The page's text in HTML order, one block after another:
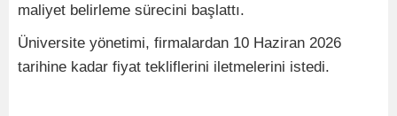
maliyet belirleme sürecini başlattı.
Üniversite yönetimi, firmalardan 10 Haziran 2026
tarihine kadar fiyat tekliflerini iletmelerini istedi.